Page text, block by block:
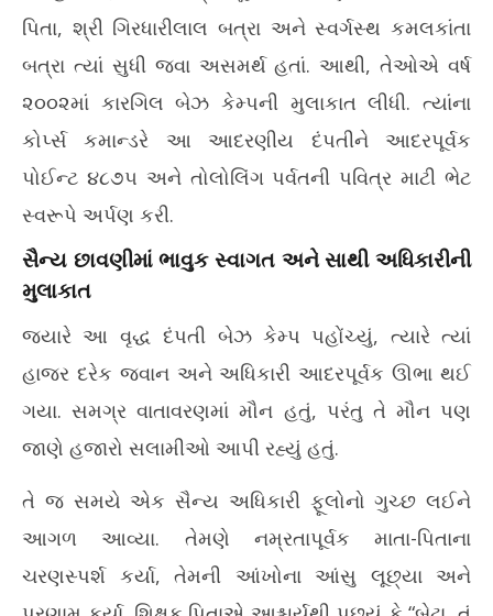
પિતા, શ્રી ગિરધારીલાલ બત્રા અને સ્વર્ગસ્થ કમલકાંતા
બત્રા ત્યાં સુધી જવા અસમર્થ હતાં. આથી, તેઓએ વર્ષ
૨૦૦૨માં કારગિલ બેઝ કેમ્પની મુલાકાત લીધી. ત્યાંના
કોર્પ્સ કમાન્ડરે આ આદરણીય દંપતીને આદરપૂર્વક
પોઈન્ટ ૪૮૭૫ અને તોલોલિંગ પર્વતની પવિત્ર માટી ભેટ
સ્વરૂપે અર્પણ કરી.
સૈન્ય છાવણીમાં ભાવુક સ્વાગત અને સાથી અધિકારીની
મુલાકાત
જ્યારે આ વૃદ્ધ દંપતી બેઝ કેમ્પ પહોંચ્યું, ત્યારે ત્યાં
હાજર દરેક જવાન અને અધિકારી આદરપૂર્વક ઊભા થઈ
ગયા. સમગ્ર વાતાવરણમાં મૌન હતું, પરંતુ તે મૌન પણ
જાણે હજારો સલામીઓ આપી રહ્યું હતું.
તે જ સમયે એક સૈન્ય અધિકારી ફૂલોનો ગુચ્છ લઈને
આગળ આવ્યા. તેમણે નમ્રતાપૂર્વક માતા-પિતાના
ચરણસ્પર્શ કર્યા, તેમની આંખોના આંસુ લૂછ્યા અને